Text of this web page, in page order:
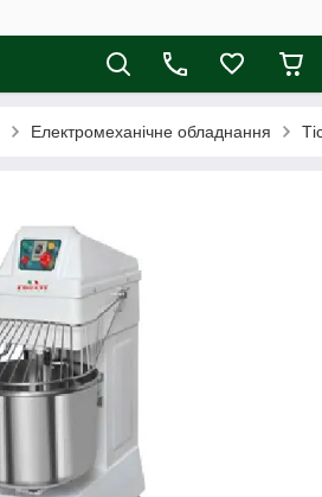
Електромеханічне обладнання